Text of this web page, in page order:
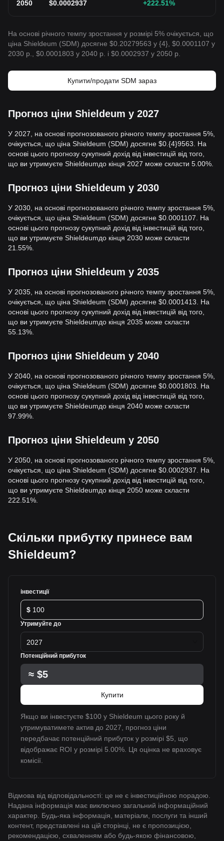
2050 $0.0002937 +222.51%
На основі річного темпу зростання у розмірі 5% очікується, що
ціна Shieldeum (SDM) досягне $0.20279563 у {4}, $0.0001107 у
2030 р., $0.0001803 у 2040 р. і $0.0002937 у 2050 р.
Купити/продати SDM зараз
Прогноз ціни Shieldeum у 2027
У 2027, на основі прогнозованого річного темпу зростання 5%,
очікується, що ціна Shieldeum (SDM) досягне $0.{4}9563. На
основі цього прогнозу сукупний дохід від інвестицій від того,
що ви утримуєте Shieldeumдо кінця 2027 може скласти 5.00%.
Прогноз ціни Shieldeum у 2030
У 2030, на основі прогнозованого річного темпу зростання 5%,
очікується, що ціна Shieldeum (SDM) досягне $0.0001107. На
основі цього прогнозу сукупний дохід від інвестицій від того,
що ви утримуєте Shieldeumдо кінця 2030 може скласти
21.55%.
Прогноз ціни Shieldeum у 2035
У 2035, на основі прогнозованого річного темпу зростання 5%,
очікується, що ціна Shieldeum (SDM) досягне $0.0001413. На
основі цього прогнозу сукупний дохід від інвестицій від того,
що ви утримуєте Shieldeumдо кінця 2035 може скласти
55.13%.
Прогноз ціни Shieldeum у 2040
У 2040, на основі прогнозованого річного темпу зростання 5%,
очікується, що ціна Shieldeum (SDM) досягне $0.0001803. На
основі цього прогнозу сукупний дохід від інвестицій від того,
що ви утримуєте Shieldeumдо кінця 2040 може скласти
97.99%.
Прогноз ціни Shieldeum у 2050
У 2050, на основі прогнозованого річного темпу зростання 5%,
очікується, що ціна Shieldeum (SDM) досягне $0.0002937. На
основі цього прогнозу сукупний дохід від інвестицій від того,
що ви утримуєте Shieldeumдо кінця 2050 може скласти
222.51%.
Скільки прибутку принесе вам
Shieldeum?
інвестиції
$
Утримуйте до
2027
Потенційний прибуток
≈ $5
Купити
Якщо ви інвестуєте $100 у Shieldeum цього року й
утримуватимете актив до 2027, прогноз ціни
передбачає потенційний прибуток у розмірі $5, що
відображає ROI у розмірі 5.00%. Ця оцінка не враховує
комісії.
Відмова від відповідальності: це не є інвестиційною порадою.
Надана інформація має виключно загальний інформаційний
характер. Будь-яка інформація, матеріали, послуги та інший
контент, представлені на цій сторінці, не є пропозицією,
рекомендацією, схваленням або будь-якою фінансовою,